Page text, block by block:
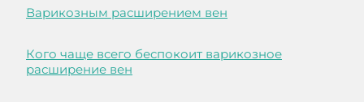
Варикозным расширением вен
Кого чаще всего беспокоит варикозное
расширение вен